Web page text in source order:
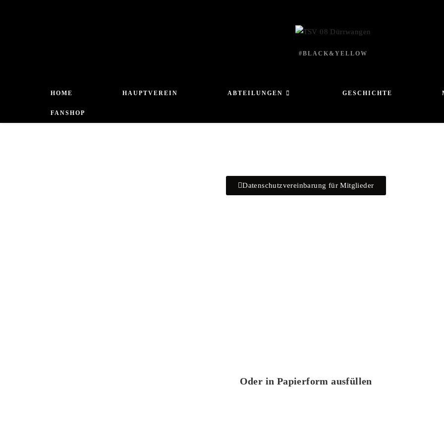
#BLACK&YELLOW
HOME HAUPTVEREIN ABTEILUNGEN GESCHICHTE
FANSHOP
Datenschutzvereinbarung für Mitglieder
Oder in Papierform ausfüllen